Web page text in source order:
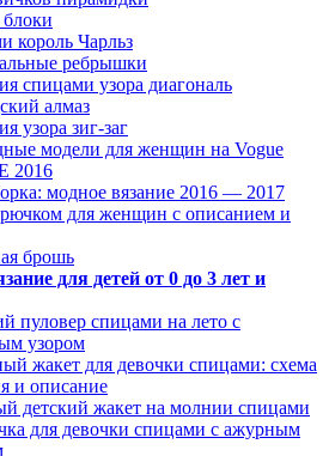
король Чарльз
ребрышки
спицами узора диагональ
алмаз
узора зиг-заг
модели для женщин на Vogue
2016
модное вязание 2016 — 2017
для женщин с описанием и
брошь
для детей от 0 до 3 лет и
пуловер спицами на лето с
узором
жакет для девочки спицами: схема
и описание
детский жакет на молнии спицами
для девочки спицами с ажурным